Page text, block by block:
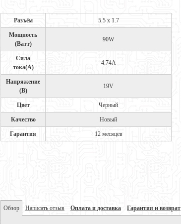
Разъём 5.5 x 1.7
Мощность
(Ватт)
90W
Сила
тока(А)
4.74A
Напряжение
(В)
19V
Цвет Черный
Качество Новый
Гарантия 12 месяцев
Обзор Написать отзыв Оплата и доставка Гарантия и возврат